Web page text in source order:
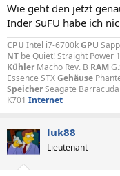
Wie geht den jetzt
Inder SuFU habe ich
CPU Intel i7-6700kGPU
NT be Quiet! Straight Power
Kühler Macho Rev. B RAM
Essence STXGehäuse
SpeicherSeagate Barracuda
K701 Internet
luk88
Lieutenant